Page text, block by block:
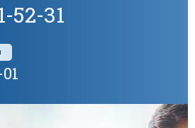
52-31